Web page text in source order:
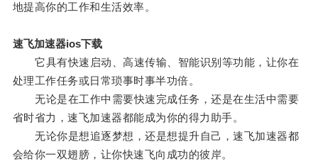
地提高你的工作和生活效率。
速飞加速器ios下载
它具有快速启动、高速传输、智能识别等功能，让你在
处理工作任务或日常琐事时事半功倍。
无论是在工作中需要快速完成任务，还是在生活中需要
省时省力，速飞加速器都能成为你的得力助手。
无论你是想追逐梦想，还是想提升自己，速飞加速器都
会给你一双翅膀，让你快速飞向成功的彼岸。